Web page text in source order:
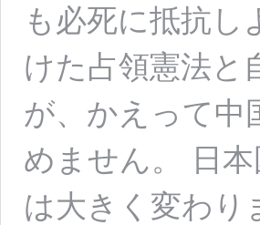
も必死に抵抗
けた占領憲法と
が、かえって中
めません。 日
は大きく変わり